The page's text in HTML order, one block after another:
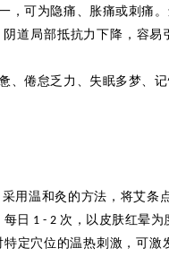
，可为隐痛、胀痛或刺痛
道局部抵抗力下降，容
、倦怠乏力、失眠多梦、
用温和灸 的方法，将艾条
日 1 - 2 次，以皮肤红晕为
定穴位的温热刺激，可激